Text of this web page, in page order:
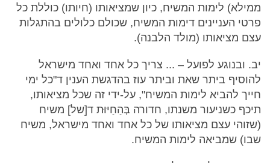
ממילא) לימות המשיח, כיון שמציאותו (חיותו) כוללת כל
פרטי העניינים דימות המשיח, שכולם כלולים בהתגלות
עצם מציאותו (מולד הלבנה).
יב. ובנוגע לפועל – ... צריך כל אחד ואחד מישראל
להוסיף ביתר שאת וביתר עוז בהדגשת הענין ד"כל ימי
חייך להביא לימות המשיח", על-ידי זה שכל מציאותו,
תיכף כשניעור משנתו, חדורה בְּהַחַיּוּת ד[של] משיח
(שזוהי עצם מציאותו של כל אחד ואחד מישראל, משיח
שבו) שמביאה לימות המשיח.